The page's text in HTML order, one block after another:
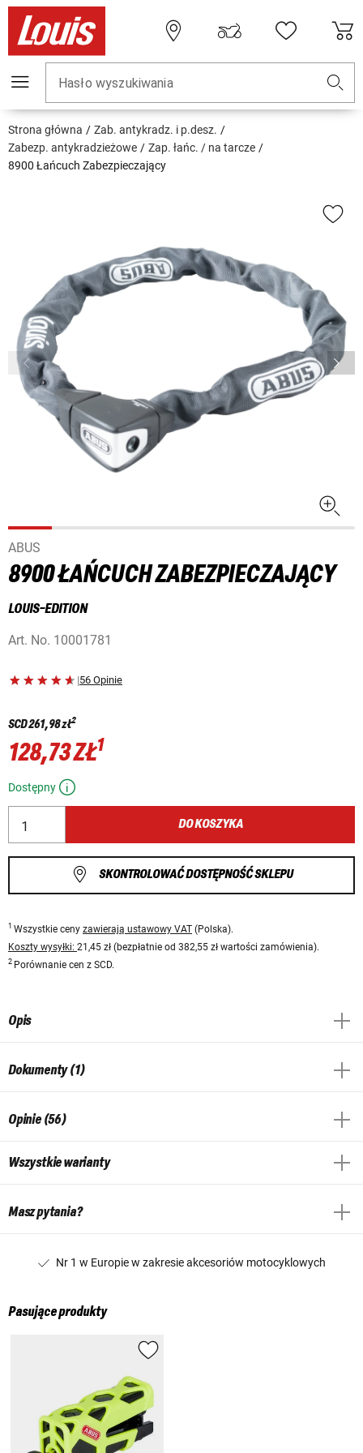
Hasło wyszukiwania
Strona główna
Zab. antykradz. i p.desz.
Zabezp. antykradzieżowe
Zap. łańc. / na tarcze
8900 Łańcuch Zabezpieczający
ABUS
8900 ŁAŃCUCH ZABEZPIECZAJĄCY
LOUIS-EDITION
Art. No. 10001781
|56 Opinie
SCD261,98 zł2
128,73 ZŁ1
Dostępny
DO KOSZYKA
SKONTROLOWAĆ DOSTĘPNOŚĆ SKLEPU
1 Wszystkie ceny zawierają ustawowy VAT (Polska).
Koszty wysyłki: 21,45 zł (bezpłatnie od 382,55 zł wartości zamówienia).
2 Porównanie cen z SCD.
Opis
Dokumenty (1)
Opinie (56)
Wszystkie warianty
Masz pytania?
Nr 1 w Europie w zakresie akcesoriów motocyklowych
Pasujące produkty